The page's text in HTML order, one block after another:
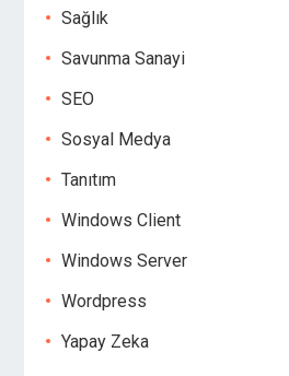
Sağlık
Savunma Sanayi
SEO
Sosyal Medya
Tanıtım
Windows Client
Windows Server
Wordpress
Yapay Zeka